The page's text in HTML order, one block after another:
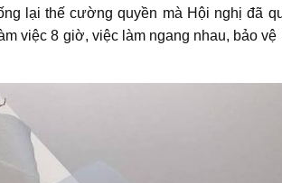
lại thế cường quyền mà Hội nghị đã
việc 8 giờ, việc làm ngang nhau, bảo vệ